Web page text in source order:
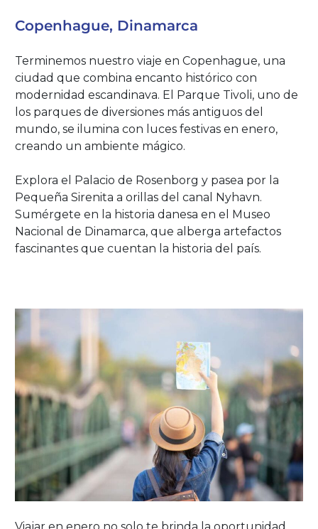
Copenhague, Dinamarca
Terminemos nuestro viaje en Copenhague, una
ciudad que combina encanto histórico con
modernidad escandinava. El Parque Tivoli, uno de
los parques de diversiones más antiguos del
mundo, se ilumina con luces festivas en enero,
creando un ambiente mágico.
Explora el Palacio de Rosenborg y pasea por la
Pequeña Sirenita a orillas del canal Nyhavn.
Sumérgete en la historia danesa en el Museo
Nacional de Dinamarca, que alberga artefactos
fascinantes que cuentan la historia del país.